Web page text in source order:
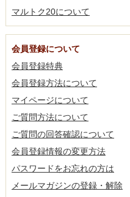
マルトク20について
会員登録について
会員登録特典
会員登録方法について
マイページについて
ご質問方法について
ご質問の回答確認について
会員登録情報の変更方法
パスワードをお忘れの方は
メールマガジンの登録・解除